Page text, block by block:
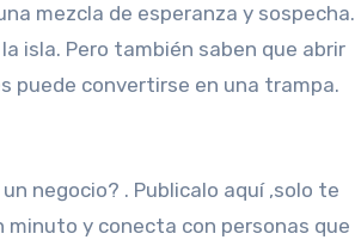
mezcla de esperanza y sospecha.
isla. Pero también saben que abrir
puede convertirse en una trampa.
minuto y conecta con personas que